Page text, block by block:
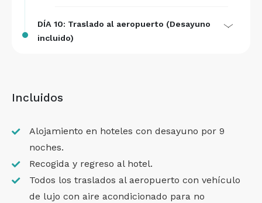
DÍA 10: Traslado al aeropuerto (Desayuno
incluido)
Incluidos
Alojamiento en hoteles con desayuno por 9
noches.
Recogida y regreso al hotel.
Todos los traslados al aeropuerto con vehículo
de lujo con aire acondicionado para no